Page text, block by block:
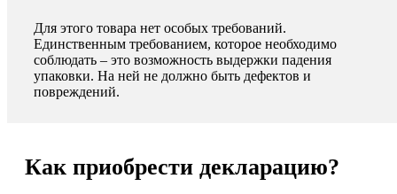
Для этого товара нет особых требований.
Единственным требованием, которое необходимо
соблюдать – это возможность выдержки падения
упаковки. На ней не должно быть дефектов и
повреждений.
Как приобрести декларацию?